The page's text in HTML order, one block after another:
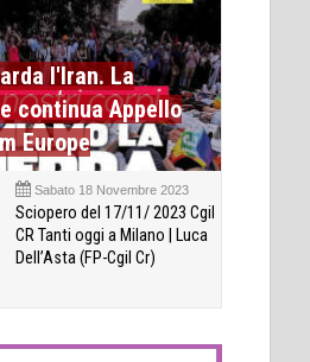
l'Iran. La
continua Appello
Europe
Sabato 18 Novembre 2023
Sciopero del 17/11/ 2023 Cgil
CR Tanti oggi a Milano | Luca
Dell’Asta (FP-Cgil Cr)